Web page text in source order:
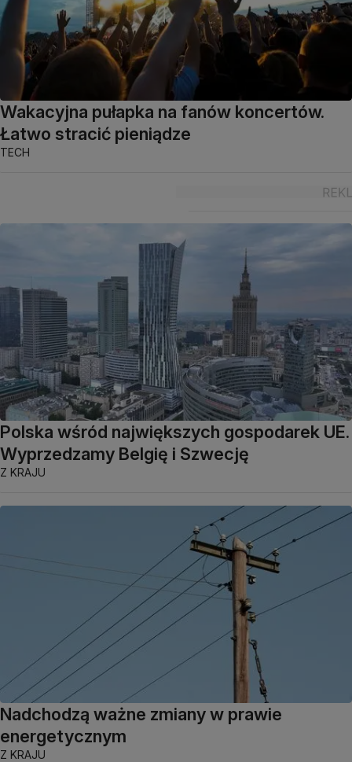
Wakacyjna pułapka na fanów koncertów.
Łatwo stracić pieniądze
TECH
Polska wśród największych gospodarek UE.
Wyprzedzamy Belgię i Szwecję
Z KRAJU
Nadchodzą ważne zmiany w prawie
energetycznym
Z KRAJU